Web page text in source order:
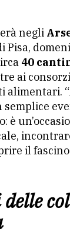
negli
Pisa,
40
ai
alimentari. “
semplice
è
il